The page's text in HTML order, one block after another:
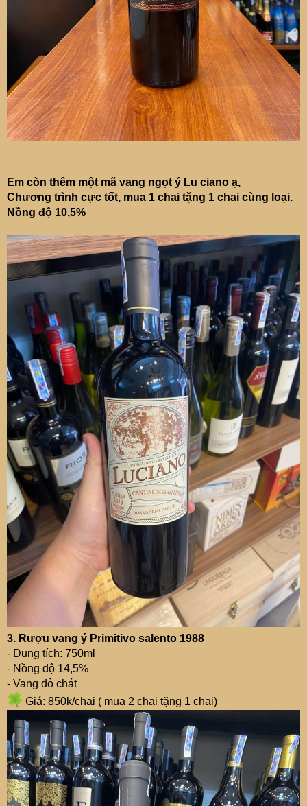
Em còn thêm một mã vang ngọt ý Lu ciano ạ,
Chương trình cực tốt, mua 1 chai tặng 1 chai cùng loại.
Nồng độ 10,5%
3. Rượu vang ý Primitivo salento 1988
- Dung tích: 750ml
- Nồng độ 14,5%
- Vang đỏ chát
Giá: 850k/chai ( mua 2 chai tặng 1 chai)